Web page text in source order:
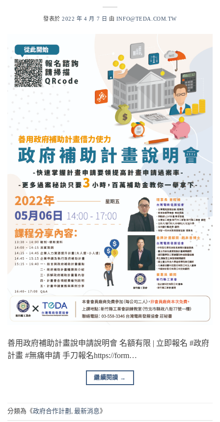
發表於2022 年 4 月 7 日 由 INFO@TEDA.COM.TW
善用政府補助計畫說申請說明會 名額有限 | 立即報名 #政府
計畫 #無痛申請 手刀報名https://form…
繼續閱讀 →
分類為《政府合作計劃 , 最新消息》